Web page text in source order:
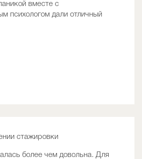
вместе с
психологом дали отличный
стажировки
более чем довольна. Для